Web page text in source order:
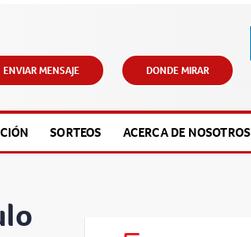
ENVIAR MENSAJE DONDE MIRAR
SORTEOS ACERCA DE NOSOTROS